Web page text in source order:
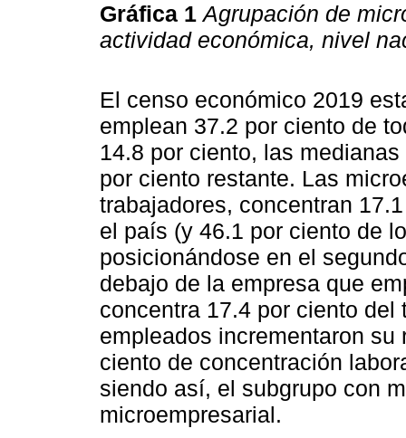
Gráfica 1Agrupación de
actividad económica, nivel
El censo económico 2019
emplean 37.2 por ciento de
14.8 por ciento, las
por ciento restante. Las
trabajadores, concentran
el país (y 46.1 por ciento de
posicionándose en el
debajo de la empresa que
concentra 17.4 por ciento
empleados incrementaron
ciento de concentración
siendo así, el subgrupo con
microempresarial.